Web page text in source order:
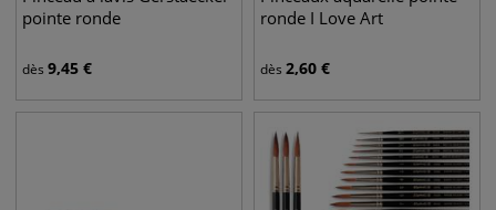
pointe ronde
dès 9,45 €
ronde I Love Art
dès 2,60 €